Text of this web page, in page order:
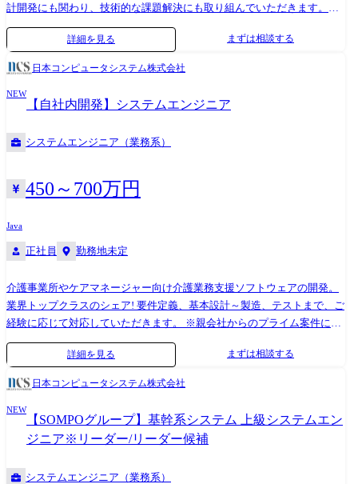
計開発にも関わり、技術的な課題解決にも取り組んでいただきます。
【主なプロジェクト】 ・製造 物流管理システム、在庫管理システム ・
金融 銀行オンラインシステム、ATM、クレジット基幹システム ・官公
庁/自治体 人事評価システム、大学向け管理システム ・流通/サービ
ス 販売管理システム、ECシステム ・社会インフラ 電力配送電システ
ム、鉄道座席予約システム ・通信 IP通信ネットワークシステム、各種
監視システム ・制御 デジタル家電、車載組み込みシステム
詳細を見る まずは相談する
日本コンピュータシステム株式会社
NEW
【自社内開発】システムエンジニア
システムエンジニア（業務系）
450～700万円
Java
正社員 勤務地未定
介護事業所やケアマネージャー向け介護業務支援ソフトウェアの開発。
業界トップクラスのシェア! 要件定義、基本設計～製造、テストまで、ご
経験に応じて対応していただきます。 ※親会社からのプライム案件にな
ります。 ※オフショア会社と連携して開発を行います。 日本側も上流工
程だけでなく下流工程も行います。 オフショア会社と連携した開発体制
の構築のため、 チーム開発を推進していただけるエンジニアを募集しま
す。 ●部署 ウェルフェアソリューション部 ※介護業務支援ソフトウェ
アの開発を専門に行う部署
詳細を見る まずは相談する
日本コンピュータシステム株式会社
NEW
【SOMPOグループ】基幹系システム 上級システムエン
ジニア※リーダー/リーダー候補
システムエンジニア（業務系）